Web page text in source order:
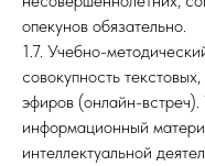
опекунов обязательно.
1.7. Учебно-
совокупность
эфиров (онлайн-
информационный
интеллектуальной